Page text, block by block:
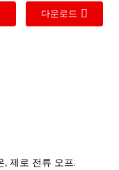
다운로드
, 제로 전류 오프.